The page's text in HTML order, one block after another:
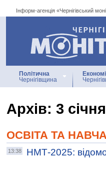
Інформ-агенція «Чернігівський
Інформ-агенція
«Чернігівський
Політична
Чернігівщина
Архiв: 3
ОСВІТА ТА
13:38
НМТ-2025: